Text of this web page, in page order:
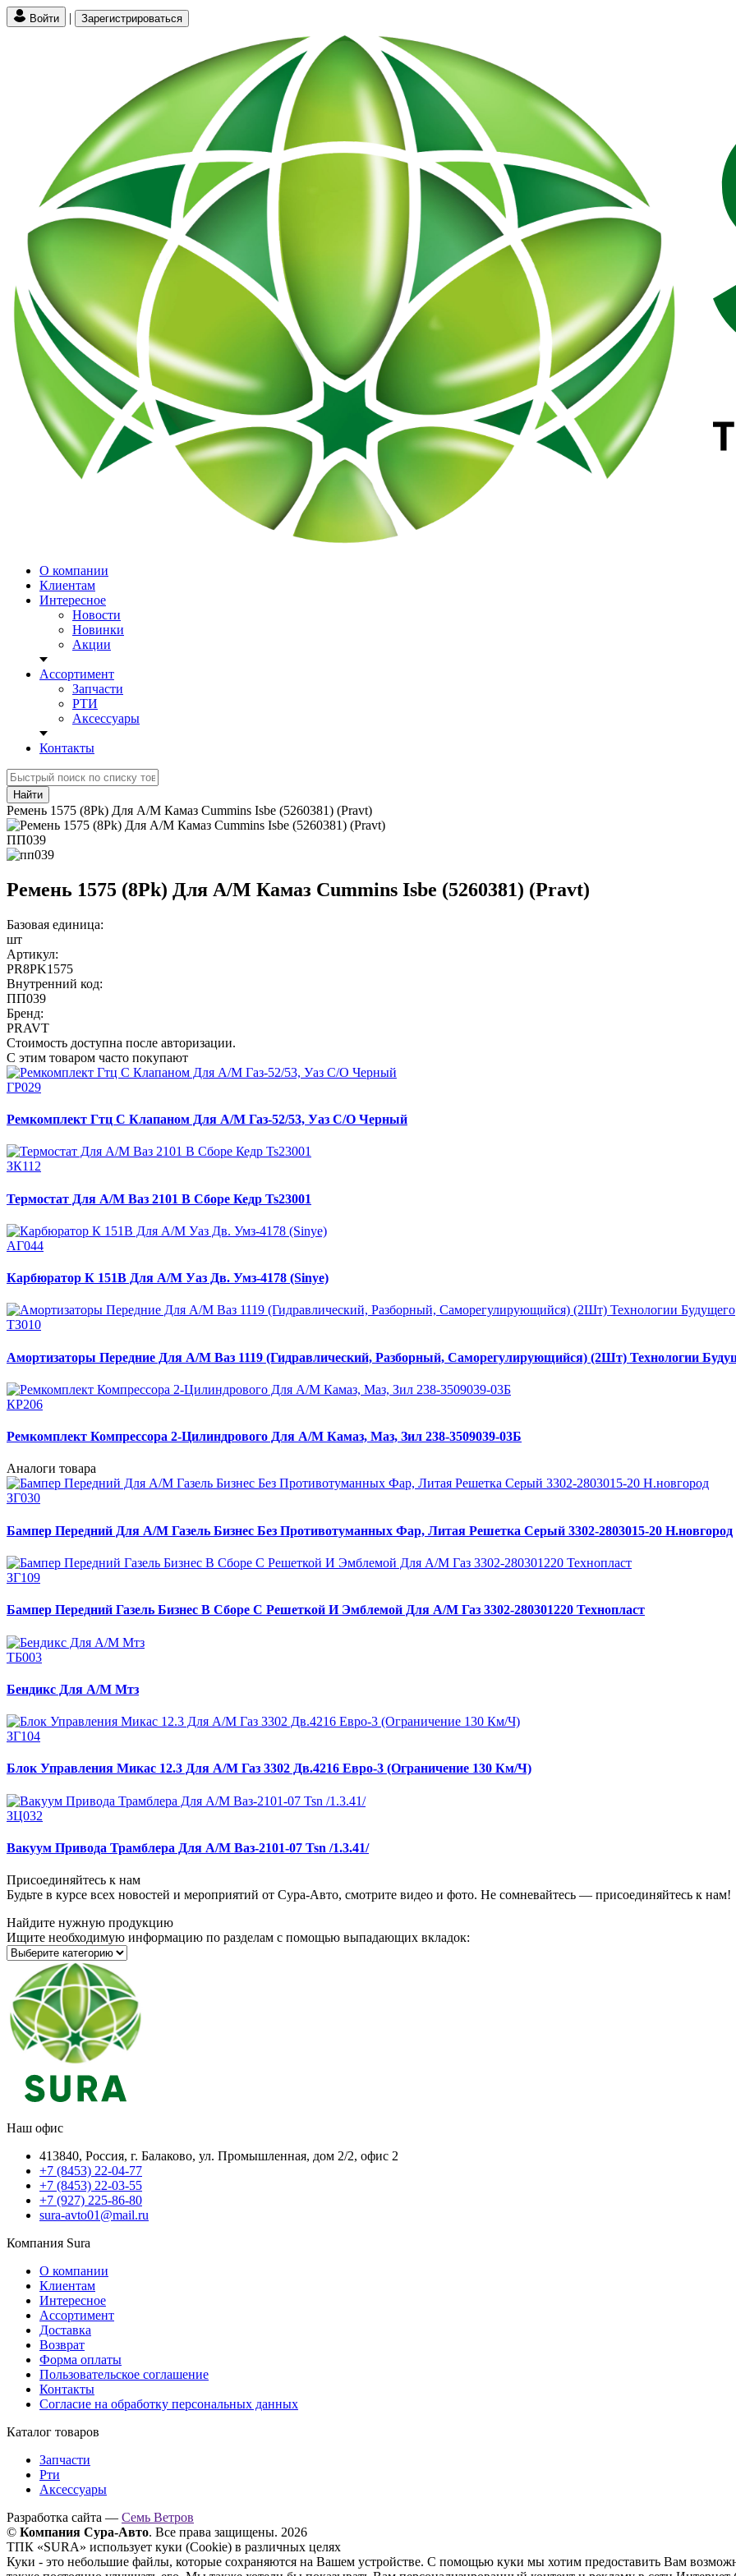
Войти | Зарегистрироваться
О компании
Клиентам
Интересное
Новости
Новинки
Акции
Ассортимент
Запчасти
РТИ
Аксессуары
Контакты
Найти
Ремень 1575 (8Pk) Для А/М Камаз Cummins Isbe (5260381) (Pravt)
ПП039
Ремень 1575 (8Pk) Для А/М Камаз Cummins Isbe (5260381) (Pravt)
Базовая единица:
шт
Артикул:
PR8PK1575
Внутренний код:
ПП039
Бренд:
PRAVT
Стоимость доступна после авторизации.
С этим товаром часто покупают
ГР029
Ремкомплект Гтц С Клапаном Для А/М Газ-52/53, Уаз С/О Черный
ЗК112
Термостат Для А/М Ваз 2101 В Сборе Кедр Ts23001
АГ044
Карбюратор К 151В Для А/М Уаз Дв. Умз-4178 (Sinye)
ТЗ010
Амортизаторы Передние Для А/М Ваз 1119 (Гидравлический, Разборный, Саморегулирующийся) (2Шт) Технологии
КР206
Ремкомплект Компрессора 2-Цилиндрового Для А/М Камаз, Маз, Зил 238-3509039-03Б
Аналоги товара
ЗГ030
Бампер Передний Для А/М Газель Бизнес Без Противотуманных Фар, Литая Решетка Серый 3302-2803015-20 Н.новгород
ЗГ109
Бампер Передний Газель Бизнес В Сборе С Решеткой И Эмблемой Для А/М Газ 3302-280301220 Технопласт
ТБ003
Бендикс Для А/М Мтз
ЗГ104
Блок Управления Микас 12.3 Для А/М Газ 3302 Дв.4216 Евро-3 (Ограничение 130 Км/Ч)
ЗЦ032
Вакуум Привода Трамблера Для А/М Ваз-2101-07 Tsn /1.3.41/
Присоединяйтесь к нам
Будьте в курсе всех новостей и мероприятий от Сура-Авто, смотрите видео и фото. Не сомневайтесь — присоединяйтесь к нам!
Найдите нужную продукцию
Ищите необходимую информацию по разделам с помощью выпадающих вкладок:
Наш офис
413840, Россия, г. Балаково, ул. Промышленная, дом 2/2, офис 2
+7 (8453) 22-04-77
+7 (8453) 22-03-55
+7 (927) 225-86-80
sura-avto01@mail.ru
Компания Sura
О компании
Клиентам
Интересное
Ассортимент
Доставка
Возврат
Форма оплаты
Пользовательское соглашение
Контакты
Согласие на обработку персональных данных
Каталог товаров
Запчасти
Рти
Аксессуары
Разработка сайта — Семь Ветров
© Компания Сура-Авто. Все права защищены. 2026
ТПК «SURA» использует куки (Cookie) в различных целях
Куки - это небольшие файлы, которые сохраняются на Вашем устройстве. С помощью куки мы хотим предоставить Вам